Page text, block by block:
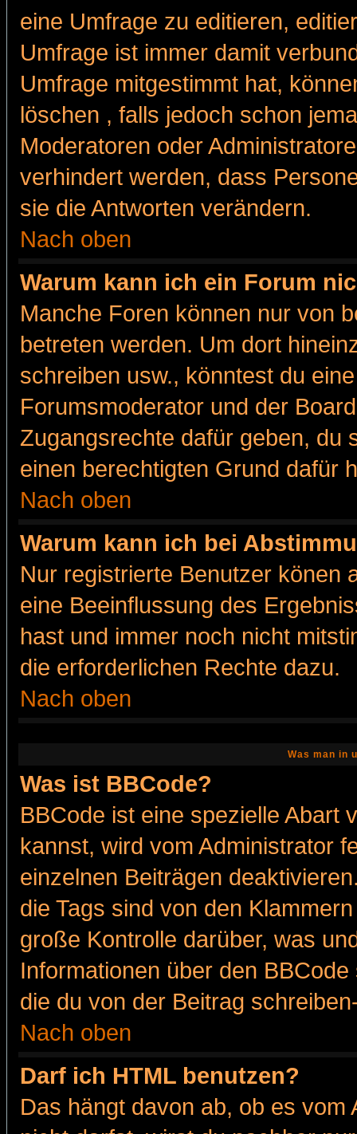
eine Umfrage zu editieren,
Umfrage ist immer damit
Umfrage mitgestimmt hat,
löschen , falls jedoch schon
Moderatoren oder
verhindert werden, dass
sie die Antworten verändern.
Nach oben
Warum kann ich ein Forum
Manche Foren können nur von
betreten werden. Um dort
schreiben usw., könntest du
Forumsmoderator und der
Zugangsrechte dafür geben, du
einen berechtigten Grund dafür
Nach oben
Warum kann ich bei
Nur registrierte Benutzer könen
eine Beeinflussung des
hast und immer noch nicht
die erforderlichen Rechte dazu.
Nach oben
Was man in
Was ist BBCode?
BBCode ist eine spezielle Abart
kannst, wird vom Administrator
einzelnen Beiträgen
die Tags sind von den
große Kontrolle darüber, was
Informationen über den
die du von der Beitrag
Nach oben
Darf ich HTML benutzen?
Das hängt davon ab, ob es